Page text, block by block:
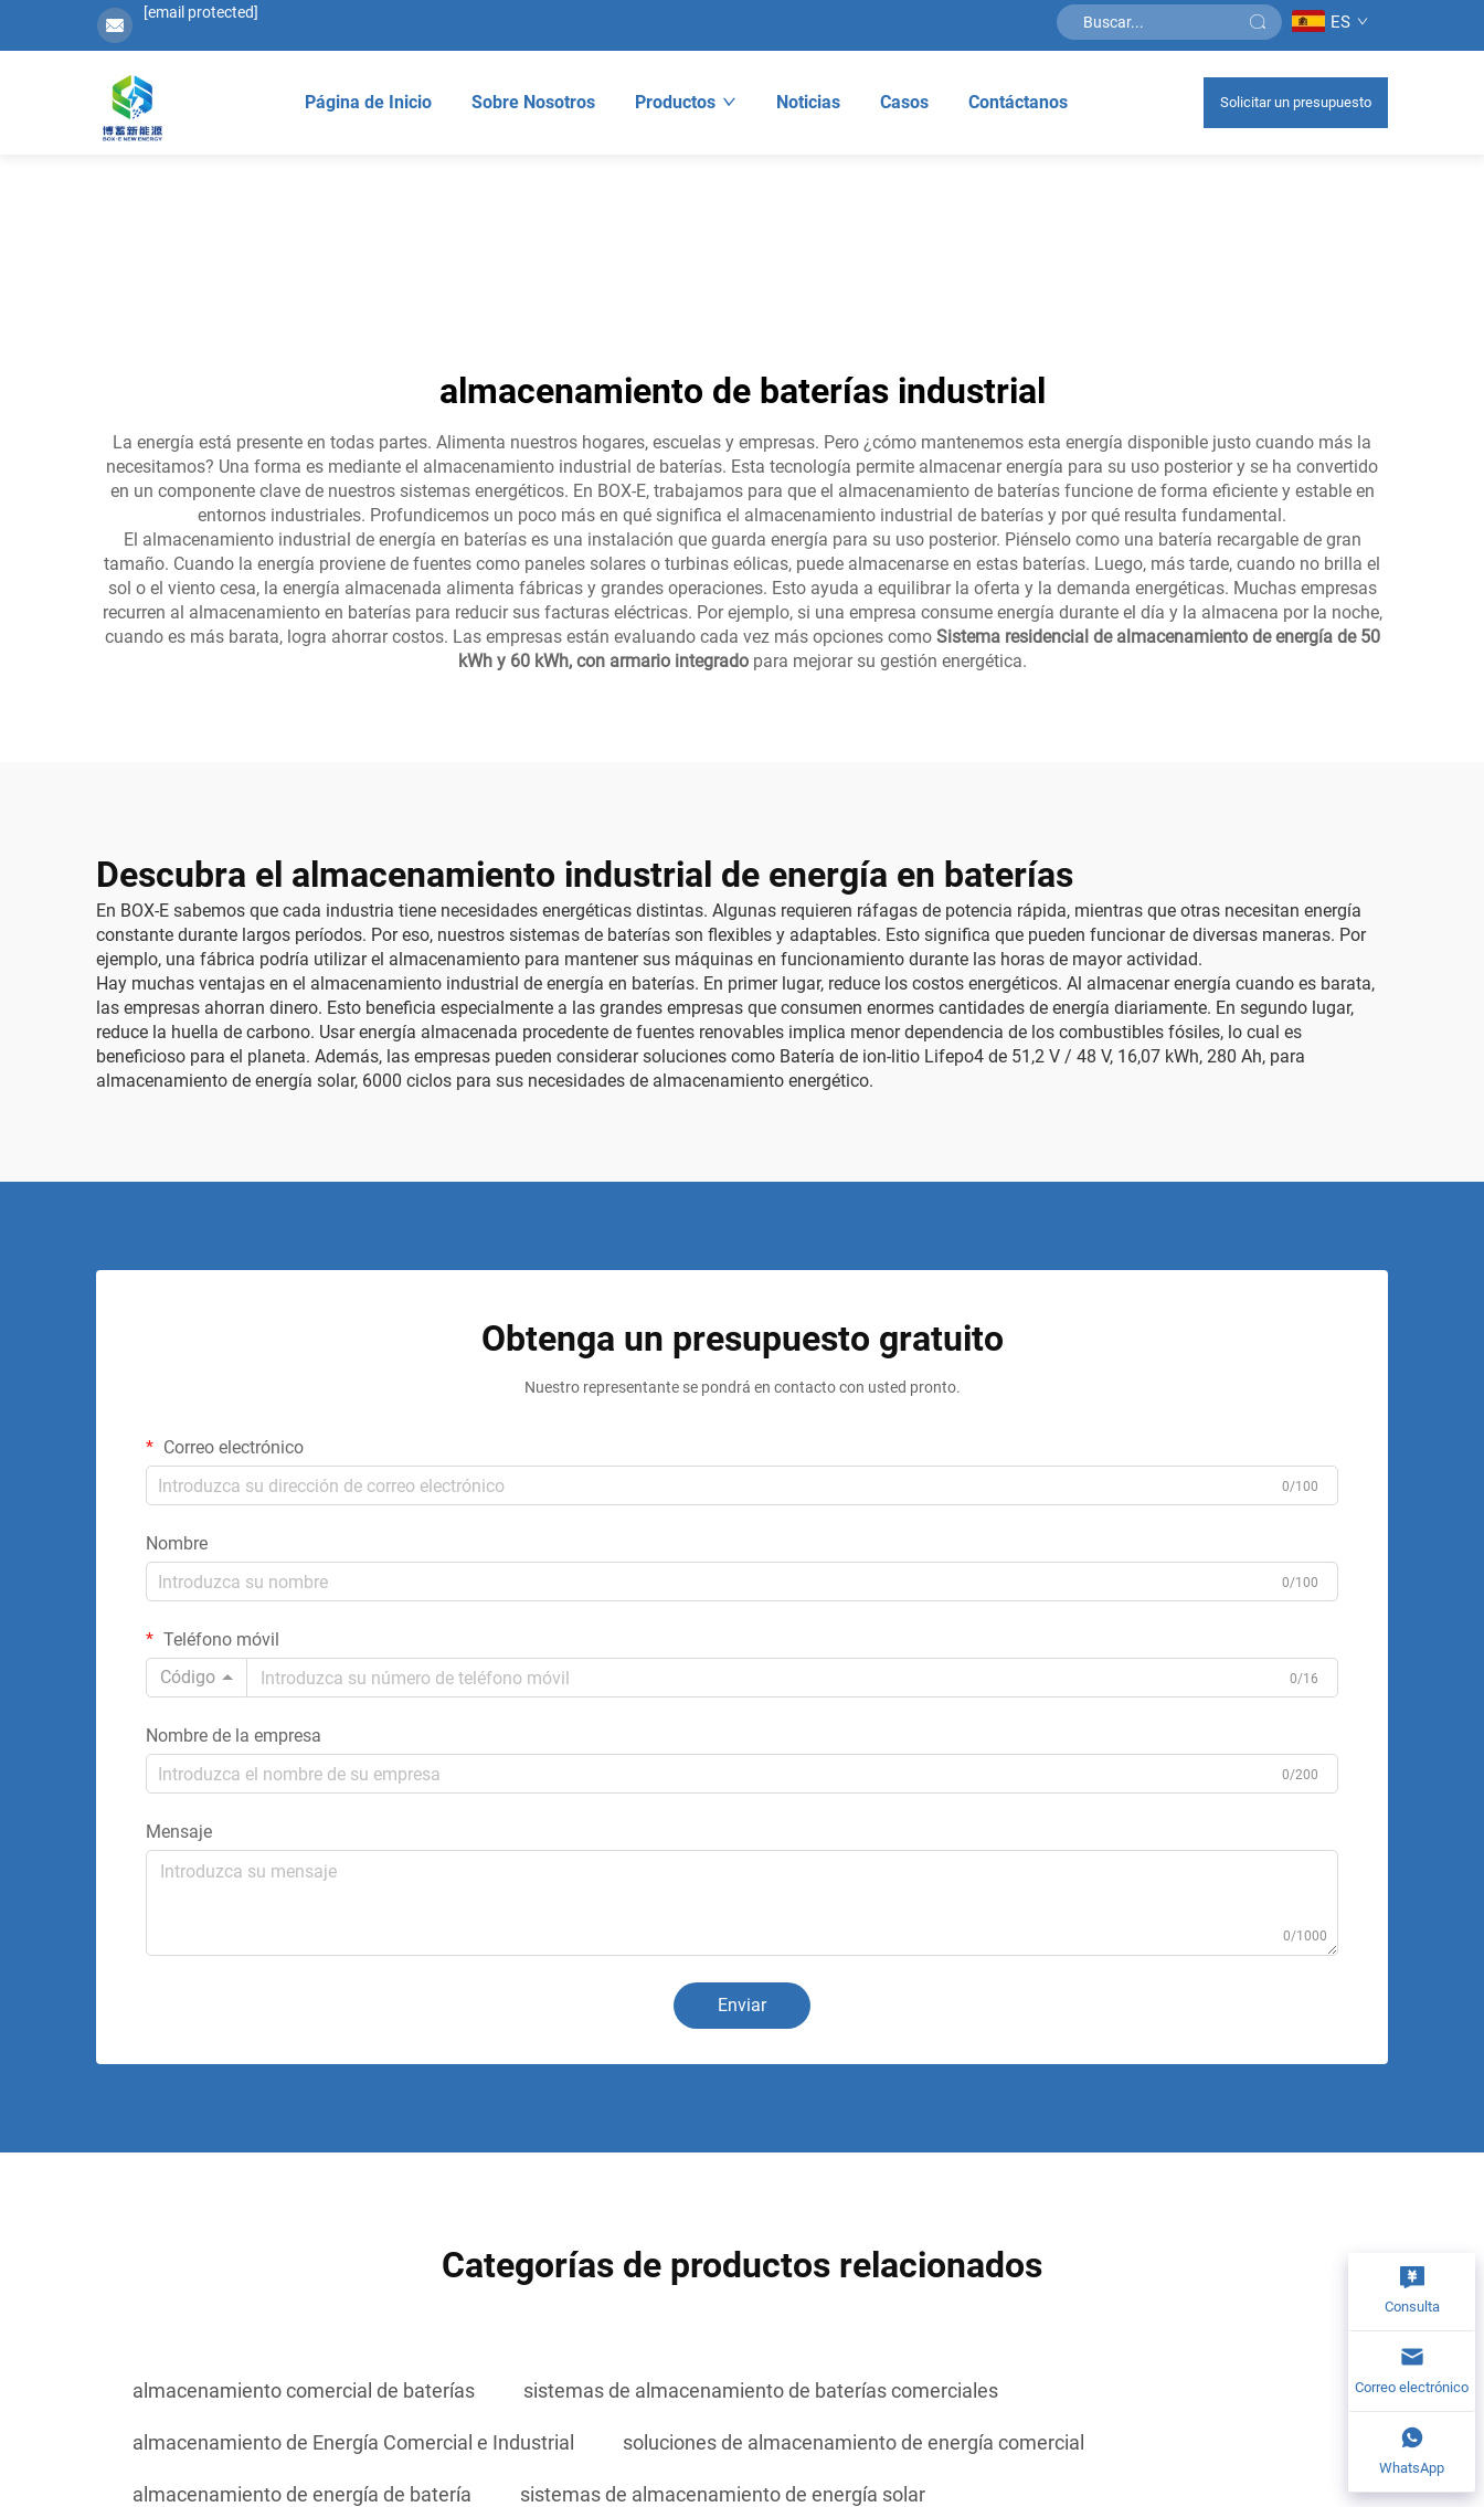
[email protected] ES
Página de Inicio Sobre Nosotros Productos Noticias Casos Contáctanos Solicitar un presupuesto
almacenamiento de baterías industrial
La energía está presente en todas partes. Alimenta nuestros hogares, escuelas y empresas. Pero ¿cómo mantenemos esta energía disponible justo cuando más la
necesitamos? Una forma es mediante el almacenamiento industrial de baterías. Esta tecnología permite almacenar energía para su uso posterior y se ha convertido
en un componente clave de nuestros sistemas energéticos. En BOX-E, trabajamos para que el almacenamiento de baterías funcione de forma eficiente y estable en
entornos industriales. Profundicemos un poco más en qué significa el almacenamiento industrial de baterías y por qué resulta fundamental.
El almacenamiento industrial de energía en baterías es una instalación que guarda energía para su uso posterior. Piénselo como una batería recargable de gran
tamaño. Cuando la energía proviene de fuentes como paneles solares o turbinas eólicas, puede almacenarse en estas baterías. Luego, más tarde, cuando no brilla el
sol o el viento cesa, la energía almacenada alimenta fábricas y grandes operaciones. Esto ayuda a equilibrar la oferta y la demanda energéticas. Muchas empresas
recurren al almacenamiento en baterías para reducir sus facturas eléctricas. Por ejemplo, si una empresa consume energía durante el día y la almacena por la noche,
cuando es más barata, logra ahorrar costos. Las empresas están evaluando cada vez más opciones como Sistema residencial de almacenamiento de energía de 50
kWh y 60 kWh, con armario integrado para mejorar su gestión energética.
Descubra el almacenamiento industrial de energía en baterías
En BOX-E sabemos que cada industria tiene necesidades energéticas distintas. Algunas requieren ráfagas de potencia rápida, mientras que otras necesitan energía
constante durante largos períodos. Por eso, nuestros sistemas de baterías son flexibles y adaptables. Esto significa que pueden funcionar de diversas maneras. Por
ejemplo, una fábrica podría utilizar el almacenamiento para mantener sus máquinas en funcionamiento durante las horas de mayor actividad.
Hay muchas ventajas en el almacenamiento industrial de energía en baterías. En primer lugar, reduce los costos energéticos. Al almacenar energía cuando es barata,
las empresas ahorran dinero. Esto beneficia especialmente a las grandes empresas que consumen enormes cantidades de energía diariamente. En segundo lugar,
reduce la huella de carbono. Usar energía almacenada procedente de fuentes renovables implica menor dependencia de los combustibles fósiles, lo cual es
beneficioso para el planeta. Además, las empresas pueden considerar soluciones como Batería de ion-litio Lifepo4 de 51,2 V / 48 V, 16,07 kWh, 280 Ah, para
almacenamiento de energía solar, 6000 ciclos para sus necesidades de almacenamiento energético.
Obtenga un presupuesto gratuito
Nuestro representante se pondrá en contacto con usted pronto.
Correo electrónico
0/100
Nombre
0/100
Teléfono móvil
Código
0/16
Nombre de la empresa
0/200
Mensaje
0/1000
Enviar
Categorías de productos relacionados
almacenamiento comercial de baterías sistemas de almacenamiento de baterías comerciales
almacenamiento de Energía Comercial e Industrial soluciones de almacenamiento de energía comercial
almacenamiento de energía de batería sistemas de almacenamiento de energía solar
Consulta
Correo electrónico
WhatsApp